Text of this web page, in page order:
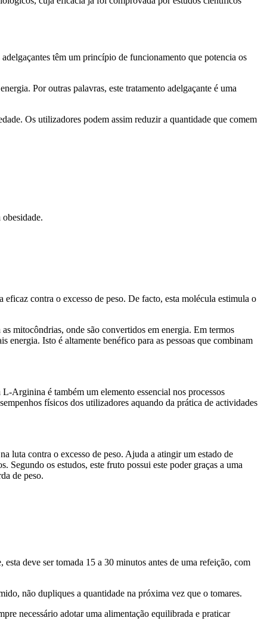
têm um princípio de funcionamento que potencia os
Por outras palavras, este tratamento adelgaçante é uma
Os utilizadores podem assim reduzir a quantidade que comem
contra o excesso de peso. De facto, esta molécula estimula o
mitocôndrias, onde são convertidos em energia. Em termos
Isto é altamente benéfico para as pessoas que combinam
Arginina é também um elemento essencial nos processos
físicos dos utilizadores aquando da prática de actividades
luta contra o excesso de peso. Ajuda a atingir um estado de
Segundo os estudos, este fruto possui este poder graças a uma
de peso.
deve ser tomada 15 a 30 minutos antes de uma refeição, com
não dupliques a quantidade na próxima vez que o tomares.
necessário adotar uma alimentação equilibrada e praticar